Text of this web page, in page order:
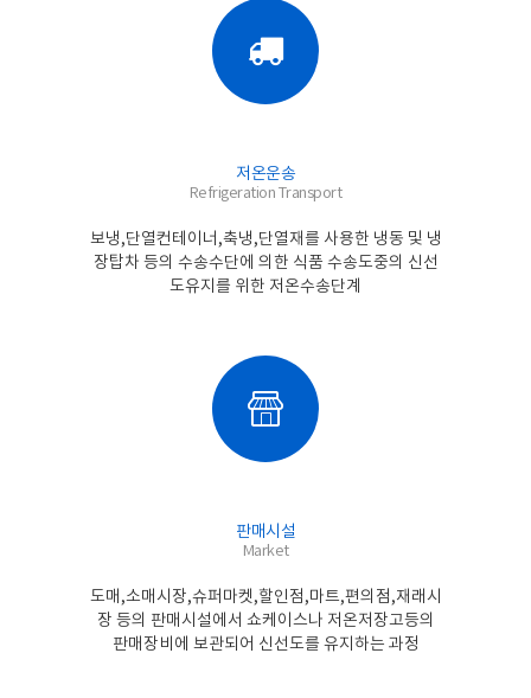
저온운송
Refrigeration Transport
보냉,단열컨테이너,축냉,단열재를 사용한 냉동 및 냉
장탑차 등의 수송수단에 의한 식품 수송도중의 신선
도유지를 위한 저온수송단계
판매시설
Market
도매,소매시장,슈퍼마켓,할인점,마트,편의점,재래시
장 등의 판매시설에서 쇼케이스나 저온저장고등의
판매장비에 보관되어 신선도를 유지하는 과정